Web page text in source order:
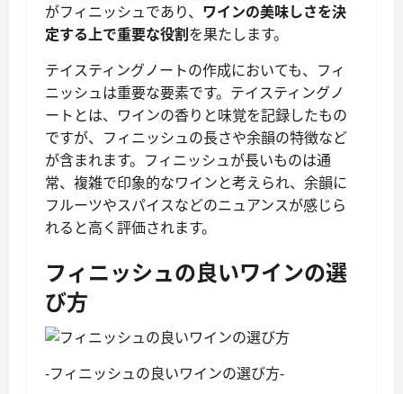
がフィニッシュであり、 ワインの美味しさを決
定する上で重要な役割を果たします。
テイスティングノートの作成においても、フィ
ニッシュは重要な要素です。テイスティングノ
ートとは、ワインの香りと味覚を記録したもの
ですが、フィニッシュの長さや余韻の特徴など
が含まれます。フィニッシュが長いものは通
常、複雑で印象的なワインと考えられ、余韻に
フルーツやスパイスなどのニュアンスが感じら
れると高く評価されます。
フィニッシュの良いワインの選
び方
-フィニッシュの良いワインの選び方-